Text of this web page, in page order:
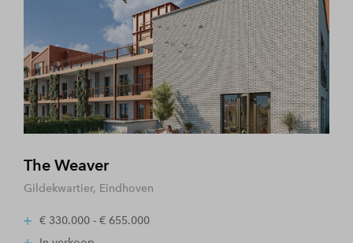
The Weaver
Gildekwartier, Eindhoven
€ 330.000 - € 655.000